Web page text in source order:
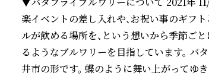
楽イベントの差し入れや、お祝い事のギフ
ルが飲める場所を、という想いから季節ご
るようなブルワリーを目指しています。 バ
井市の形です。 蝶のように舞い上がってゆ